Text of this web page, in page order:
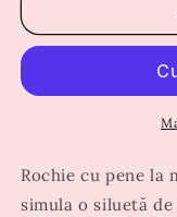
Ilara
Rochie cu pene la
simula o siluetă